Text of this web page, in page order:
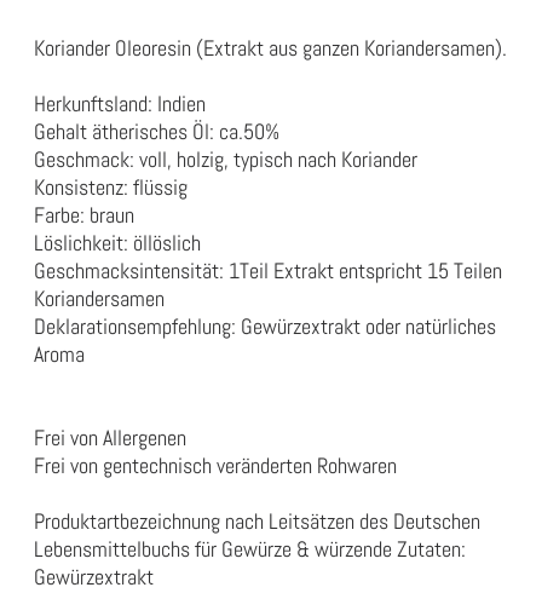
Koriander Oleoresin (Extrakt aus ganzen Koriandersamen).
Herkunftsland: Indien
Gehalt ätherisches Öl: ca.50%
Geschmack: voll, holzig, typisch nach Koriander
Konsistenz: flüssig
Farbe: braun
Löslichkeit: öllöslich
Geschmacksintensität: 1Teil Extrakt entspricht 15 Teilen
Koriandersamen
Deklarationsempfehlung: Gewürzextrakt oder natürliches
Aroma
Frei von Allergenen
Frei von gentechnisch veränderten Rohwaren
Produktartbezeichnung nach Leitsätzen des Deutschen
Lebensmittelbuchs für Gewürze & würzende Zutaten:
Gewürzextrakt